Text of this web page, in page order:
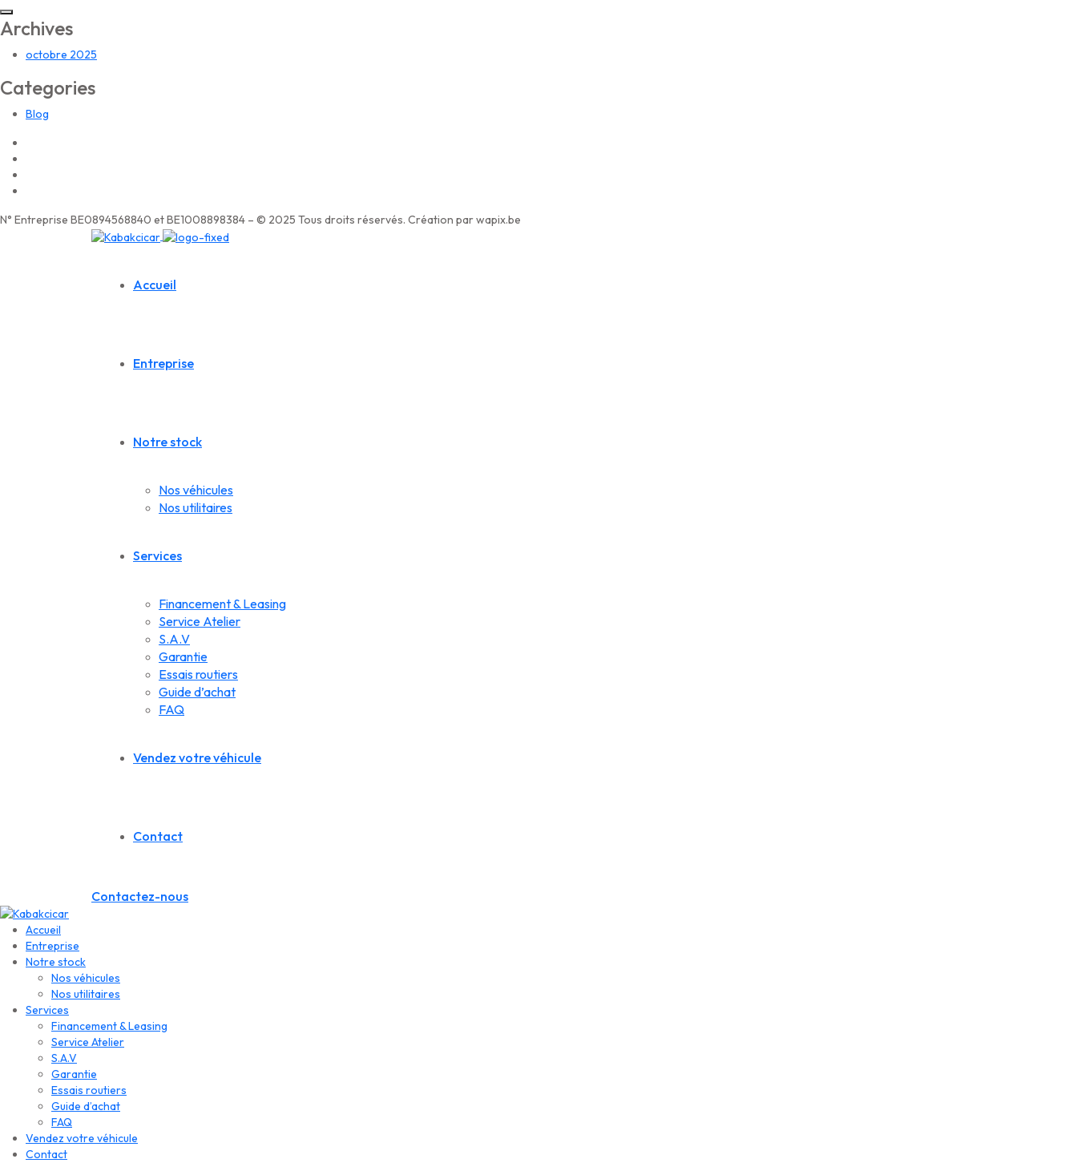
Archives
octobre 2025
Categories
Blog
N° Entreprise BE0894568840 et BE1008898384 – © 2025 Tous droits réservés. Création par wapix.be
Accueil
Entreprise
Notre stock
Nos véhicules
Nos utilitaires
Services
Financement & Leasing
Service Atelier
S.A.V
Garantie
Essais routiers
Guide d’achat
FAQ
Vendez votre véhicule
Contact
Contactez-nous
Accueil
Entreprise
Notre stock
Nos véhicules
Nos utilitaires
Services
Financement & Leasing
Service Atelier
S.A.V
Garantie
Essais routiers
Guide d’achat
FAQ
Vendez votre véhicule
Contact